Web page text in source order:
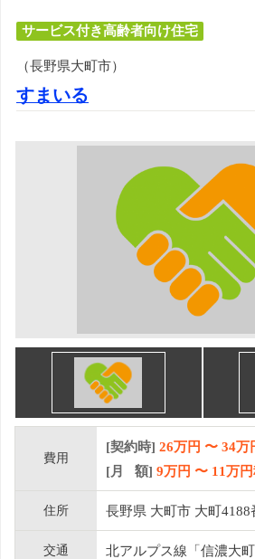
サービス付き高齢者向け住宅
（長野県大町市）
すまいる
費用
[契約時] 26万円 〜 34万
[月 額] 9万円 〜 11万
住所 長野県 大町市 大町4188
交通 北アルプス線「信濃大